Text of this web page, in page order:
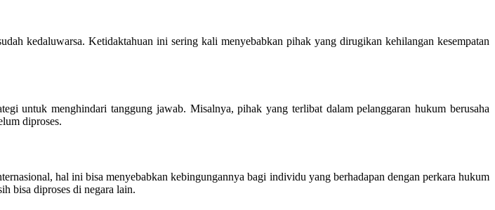
kedaluwarsa. Ketidaktahuan ini sering kali menyebabkan pihak yang dirugikan kehilangan kesempatan
untuk menghindari tanggung jawab. Misalnya, pihak yang terlibat dalam pelanggaran hukum berusaha
diproses.
hal ini bisa menyebabkan kebingungannya bagi individu yang berhadapan dengan perkara hukum
bisa diproses di negara lain.